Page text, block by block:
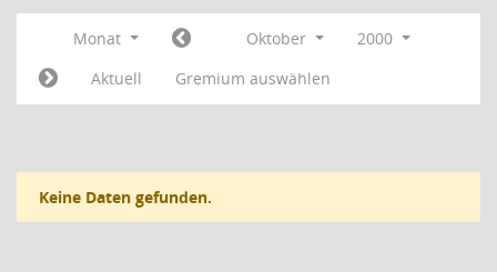
Monat Oktober
2000
Aktuell
Gremium auswählen
Keine Daten gefunden.